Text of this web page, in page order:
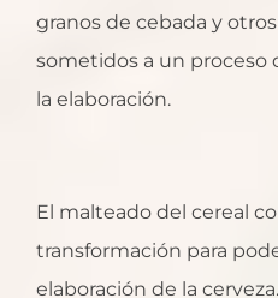
granos de cebada y
sometidos a un proceso
la elaboración.
El malteado del cereal
transformación para
elaboración de la